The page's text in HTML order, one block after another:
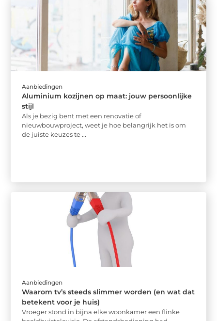
Aanbiedingen
Aluminium kozijnen op maat: jouw persoonlijke
stijl
Als je bezig bent met een renovatie of
nieuwbouwproject, weet je hoe belangrijk het is om
de juiste keuzes te ...
Aanbiedingen
Waarom tv’s steeds slimmer worden (en wat dat
betekent voor je huis)
Vroeger stond in bijna elke woonkamer een flinke